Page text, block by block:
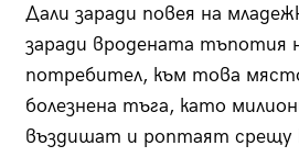
Дали заради повея на
заради вродената тъпотия
потребител, към това
болезнена тъга, като
въздишат и роптаят срещу